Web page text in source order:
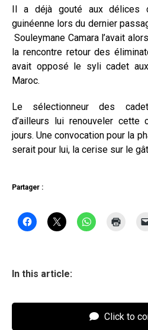
Il a déjà gouté aux délices
guinéenne lors du dernier
Souleymane Camara l’avait
la rencontre retour des
avait opposé le syli cadet
Maroc.
Le sélectionneur des
d’ailleurs lui renouveler cette
jours. Une convocation pour la
serait pour lui, la cerise sur le
Partager :
In this article:
Click to